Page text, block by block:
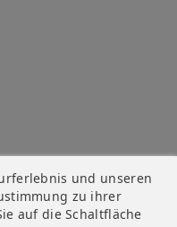
und unseren
zu ihrer
auf die Schaltfläche